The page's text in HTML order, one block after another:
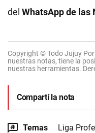
del WhatsApp de las
Copyright © Todo Jujuy
nuestras notas, tiene la
nuestras herramientas.
Compartí la nota
Temas Liga